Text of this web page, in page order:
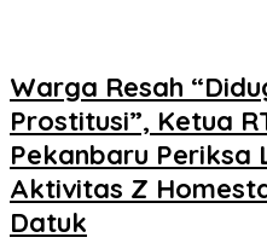
Warga Resah
Prostitusi”, Ketua
Pekanbaru Periksa
Aktivitas Z
Datuk